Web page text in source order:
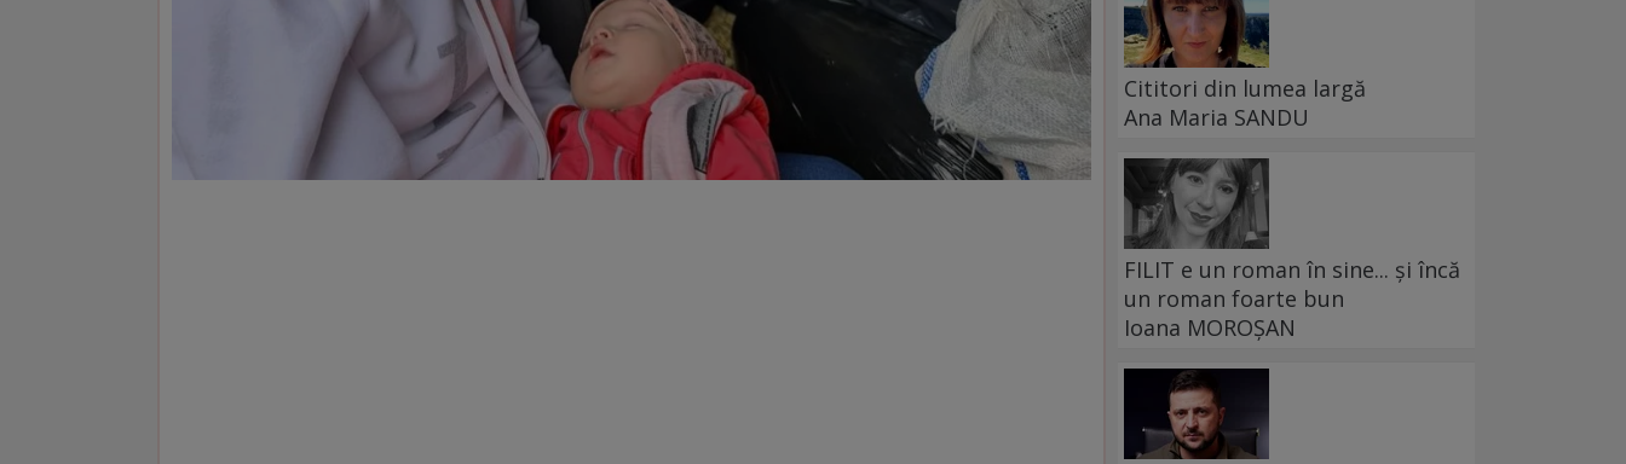
Cititori din lumea largă
Ana Maria SANDU
FILIT e un roman în sine... și încă
un roman foarte bun
Ioana MOROȘAN